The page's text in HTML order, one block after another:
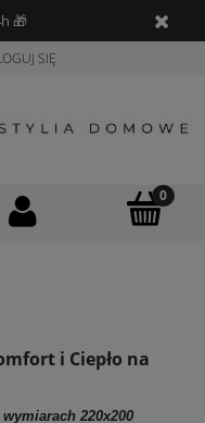
🎁
SIĘ
i Ciepło na
220x200